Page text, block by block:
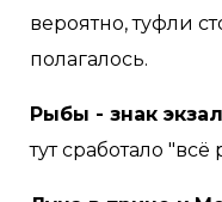
вероятно, туфли
полагалось.
Рыбы - знак
тут сработало "всё